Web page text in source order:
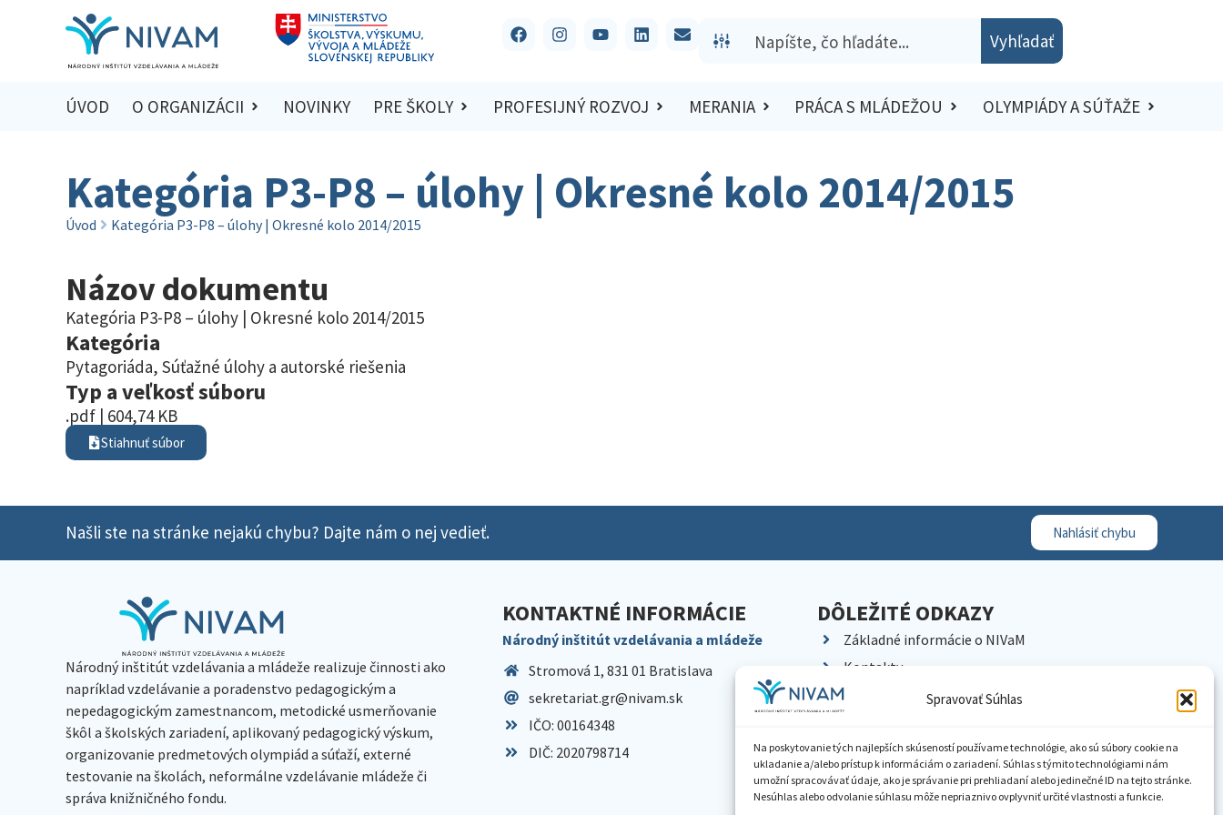
Spravovať Súhlas
Na poskytovanie tých najlepších skúseností používame technológie, ako sú súbory cookie na
ukladanie a/alebo prístup k informáciám o zariadení. Súhlas s týmito technológiami nám
umožní spracovávať údaje, ako je správanie pri prehliadaní alebo jedinečné ID na tejto stránke.
Nesúhlas alebo odvolanie súhlasu môže nepriaznivo ovplyvniť určité vlastnosti a funkcie.
Vyhľadať
ÚVOD O ORGANIZÁCII NOVINKY PRE ŠKOLY PROFESIJNÝ ROZVOJ MERANIA PRÁCA S MLÁDEŽOU OLYMPIÁDY A SÚŤAŽE
Kategória P3-P8 – úlohy | Okresné kolo 2014/2015
Úvod Kategória P3-P8 – úlohy | Okresné kolo 2014/2015
Názov dokumentu
Kategória P3-P8 – úlohy | Okresné kolo 2014/2015
Kategória
Pytagoriáda, Súťažné úlohy a autorské riešenia
Typ a veľkosť súboru
.pdf | 604,74 KB
Stiahnuť súbor
Našli ste na stránke nejakú chybu? Dajte nám o nej vedieť. Nahlásiť chybu
Národný inštitút vzdelávania a mládeže realizuje činnosti ako
napríklad vzdelávanie a poradenstvo pedagogickým a
nepedagogickým zamestnancom, metodické usmerňovanie
škôl a školských zariadení, aplikovaný pedagogický výskum,
organizovanie predmetových olympiád a súťaží, externé
testovanie na školách, neformálne vzdelávanie mládeže či
správa knižničného fondu.
KONTAKTNÉ INFORMÁCIE
Národný inštitút vzdelávania a mládeže
Stromová 1, 831 01 Bratislava
sekretariat.gr@nivam.sk
IČO: 00164348
DIČ: 2020798714
DÔLEŽITÉ ODKAZY
Základné informácie o NIVaM
Kontakty
Kariéra
Pracoviská NIVaM
Dokumenty inštitúcie
Knižnica